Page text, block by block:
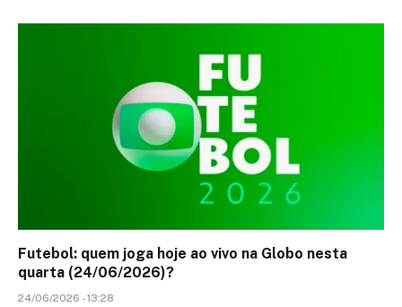
Futebol: quem joga hoje ao vivo na Globo nesta
quarta (24/06/2026)?
24/06/2026 - 13:28